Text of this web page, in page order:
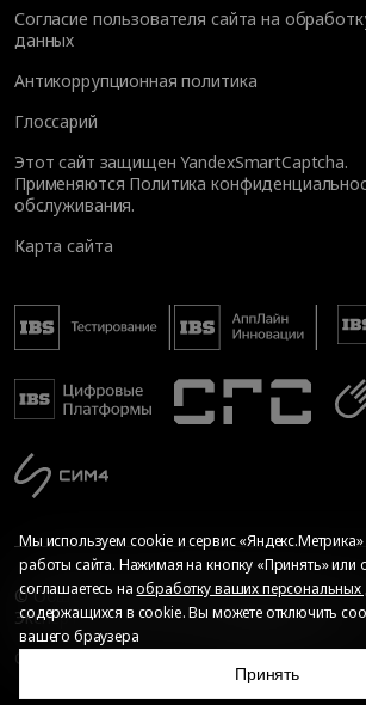
Согласие пользователя сайта на
данных
Антикоррупционная политика
Глоссарий
Этот сайт защищен YandexSmartCaptcha.
Применяются Политика
обслуживания.
Карта сайта
© Общество с ограниченной
Экспертиза», 2026. Все права защищены
Мы используем cookie и сервис
работы сайта. Нажимая на кнопку «Принять» или
соглашаетесь наобработку ваших персональных
содержащихся в cookie. Вы можете отключить
вашего браузера
Принять